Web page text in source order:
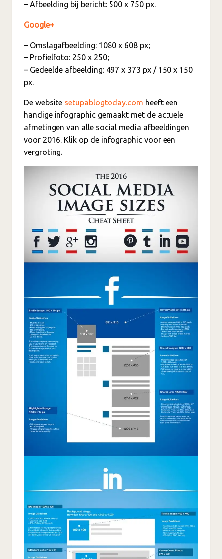
– Afbeelding bij bericht: 500 x 750 px.
Google+
– Omslagafbeelding: 1080 x 608 px;
– Profielfoto: 250 x 250;
– Gedeelde afbeelding: 497 x 373 px / 150 x 150
px.
De website setupablogtoday.com heeft een
handige infographic gemaakt met de actuele
afmetingen van alle social media afbeeldingen
voor 2016. Klik op de infographic voor een
vergroting.